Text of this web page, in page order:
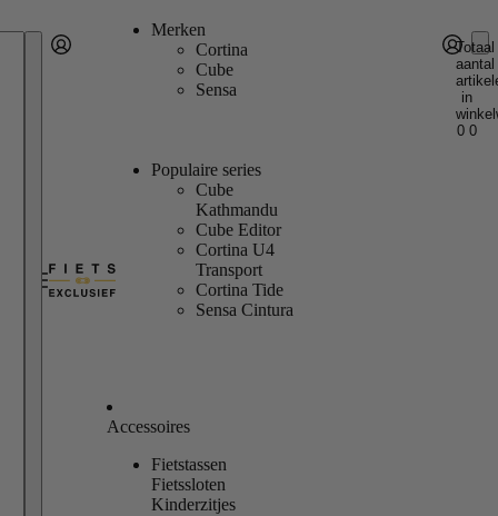
Merken
Cortina
Cube
Sensa
Populaire series
Cube
Kathmandu
Cube Editor
Cortina U4
Transport
Cortina Tide
Sensa Cintura
Accessoires
Fietstassen
Fietssloten
Kinderzitjes
Andere inlogoptiesInloggen
Bestellingen
Profiel
Totaal
aantal
in
0 0